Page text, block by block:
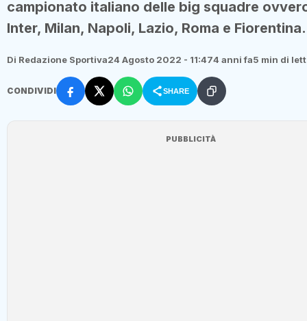
campionato italiano delle big squadre
Inter, Milan, Napoli, Lazio, Roma e Fiorentina.
Di Redazione Sportiva24 Agosto 2022 - 11:474 anni fa5 min di
CONDIVIDI SHARE
PUBBLICITÀ